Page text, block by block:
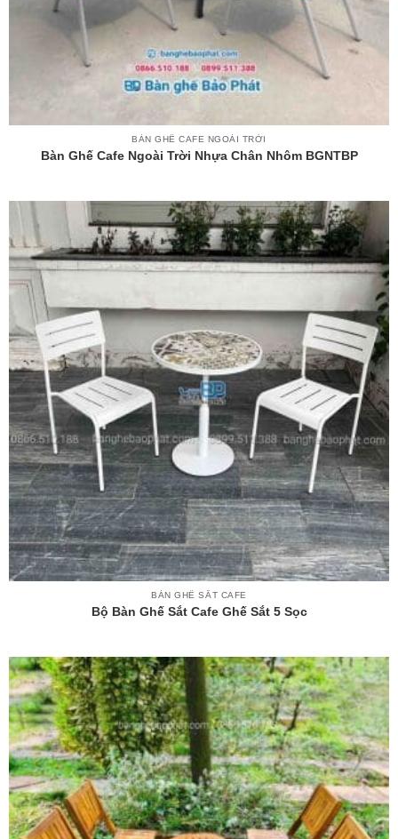
BÀN GHẾ CAFE NGOÀI TRỜI
Bàn Ghế Cafe Ngoài Trời Nhựa Chân Nhôm BGNTBP
BÀN GHẾ SẮT CAFE
Bộ Bàn Ghế Sắt Cafe Ghế Sắt 5 Sọc